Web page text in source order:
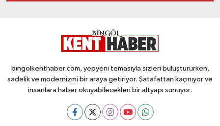
bingolkenthaber.com, yepyeni temasıyla sizleri buluştururken,
sadelik ve modernizmi bir araya getiriyor. Şatafattan kaçınıyor ve
insanlara haber okuyabilecekleri bir altyapı sunuyor.